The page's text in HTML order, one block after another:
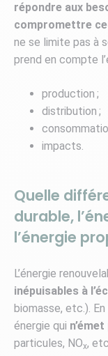
répondre aux
compromettre
ne se limite pas à
prend en compte
production ;
distribution ;
impacts.
Quelle
durable,
l’énergie
L’énergie
inépuisables à
biomasse, etc.). En
énergie qui
particules, NOx,